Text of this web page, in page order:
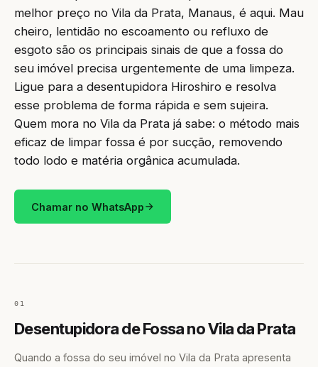
melhor preço no Vila da Prata, Manaus, é aqui. Mau
cheiro, lentidão no escoamento ou refluxo de
esgoto são os principais sinais de que a fossa do
seu imóvel precisa urgentemente de uma limpeza.
Ligue para a desentupidora Hiroshiro e resolva
esse problema de forma rápida e sem sujeira.
Quem mora no Vila da Prata já sabe: o método mais
eficaz de limpar fossa é por sucção, removendo
todo lodo e matéria orgânica acumulada.
Chamar no WhatsApp
01
Desentupidora de Fossa no Vila da Prata
Quando a fossa do seu imóvel no Vila da Prata apresenta